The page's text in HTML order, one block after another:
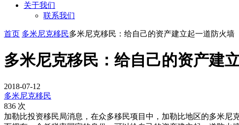
关于我们
联系我们
首页 多米尼克移民多米尼克移民：给自己的资产建立起一道防火墙
多米尼克移民：给自己的资产建
2018-07-12
多米尼克移民
836 次
加勒比投资移民局消息，在众多移民项目中，加勒比地区的多米尼